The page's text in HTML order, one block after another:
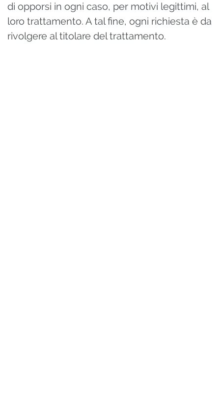
di opporsi in ogni caso, per motivi legittimi, al
loro trattamento. A tal fine, ogni richiesta è da
rivolgere al titolare del trattamento.